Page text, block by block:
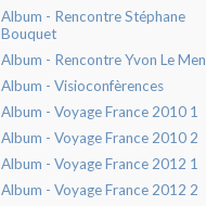
Album - Rencontre Stéphane
Bouquet
Album - Rencontre Yvon Le Men
Album - Visioconfèrences
Album - Voyage France 2010 1
Album - Voyage France 2010 2
Album - Voyage France 2012 1
Album - Voyage France 2012 2